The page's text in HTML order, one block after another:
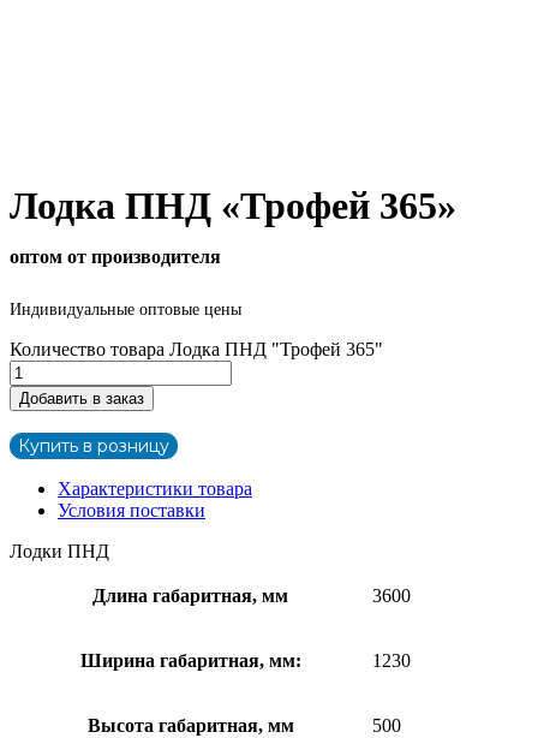
Лодка ПНД «Трофей 365»
оптом от производителя
Индивидуальные оптовые цены
Количество товара Лодка ПНД "Трофей 365"
Добавить в заказ
Купить в розницу
Характеристики товара
Условия поставки
Лодки ПНД
Длина габаритная, мм 3600
Ширина габаритная, мм: 1230
Высота габаритная, мм 500